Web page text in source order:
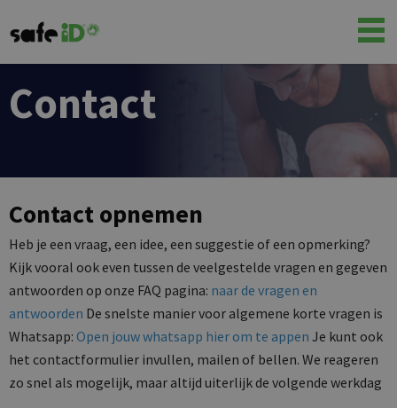
Contact
Contact opnemen
Heb je een vraag, een idee, een suggestie of een opmerking?
Kijk vooral ook even tussen de veelgestelde vragen en gegeven
antwoorden op onze FAQ pagina: naar de vragen en
antwoorden De snelste manier voor algemene korte vragen is
Whatsapp: Open jouw whatsapp hier om te appen Je kunt ook
het contactformulier invullen, mailen of bellen. We reageren
zo snel als mogelijk, maar altijd uiterlijk de volgende werkdag